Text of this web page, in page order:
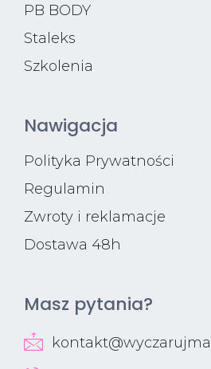
PB BODY
Staleks
Szkolenia
Nawigacja
Polityka Prywatności
Regulamin
Zwroty i reklamacje
Dostawa 48h
Masz pytania?